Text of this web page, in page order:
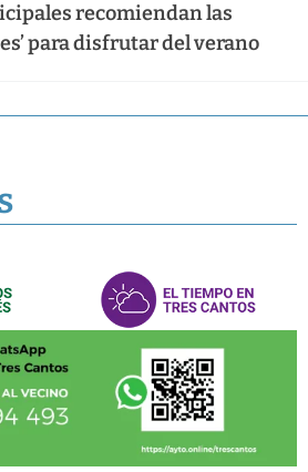
recomiendan las
para disfrutar del verano